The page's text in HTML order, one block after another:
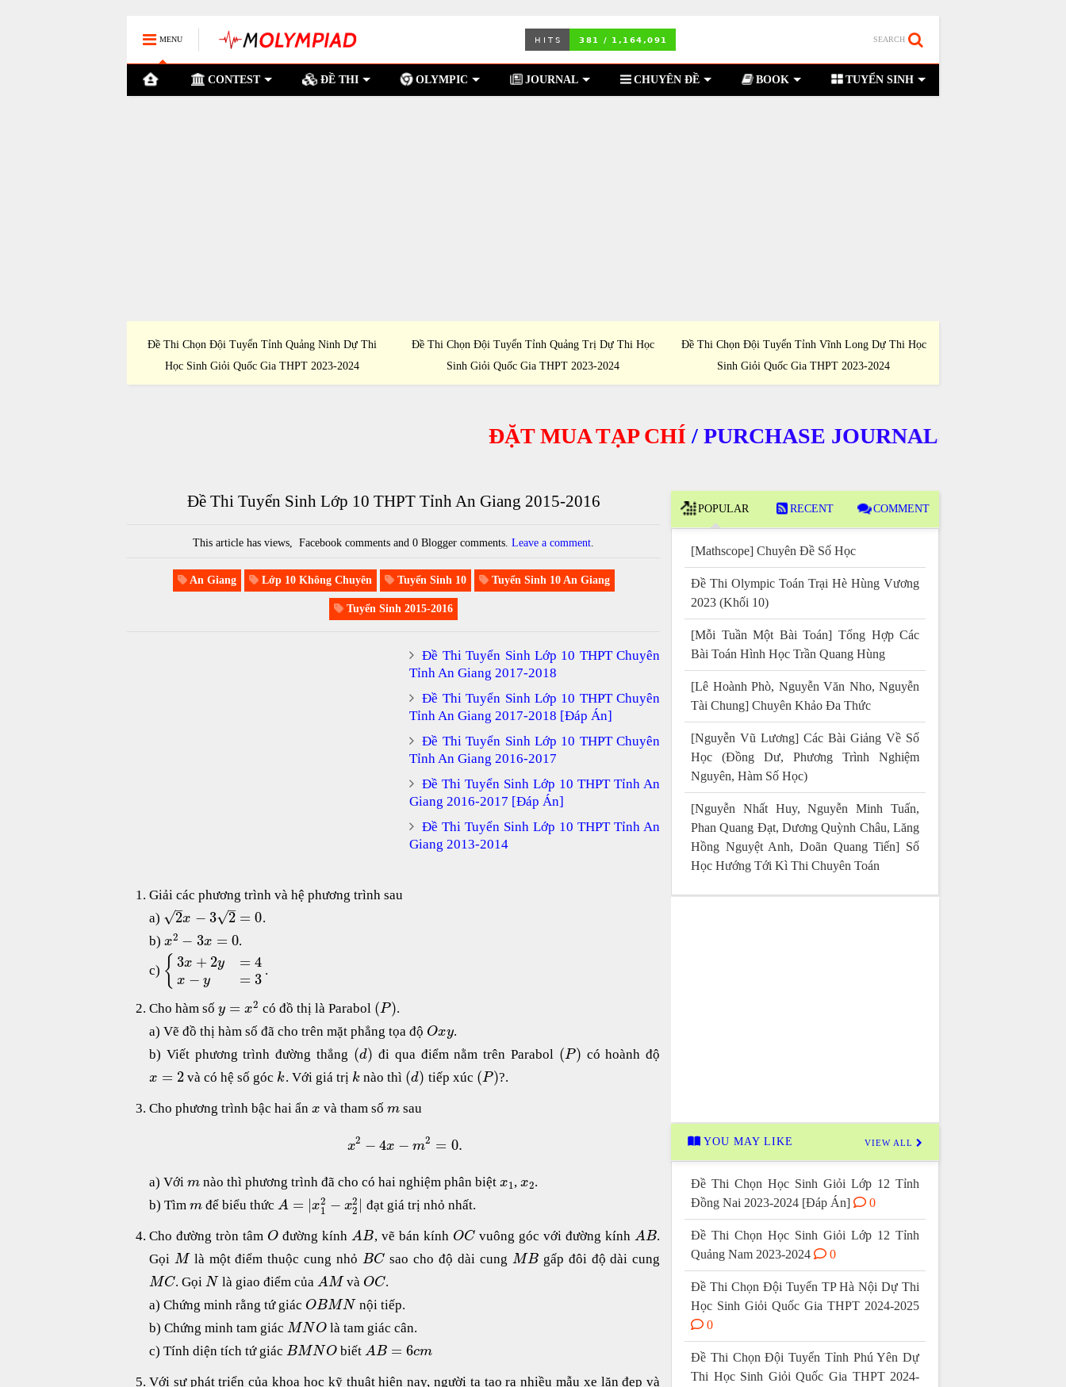
MENU SEARCH
CONTEST ĐỀ THI OLYMPIC JOURNAL CHUYÊN ĐỀ BOOK TUYỂN SINH
Đề Thi Chọn Đội Tuyển Tỉnh Quảng Ninh Dự Thi
Học Sinh Giỏi Quốc Gia THPT 2023-2024
Đề Thi Chọn Đội Tuyển Tỉnh Quảng Trị Dự Thi Học
Sinh Giỏi Quốc Gia THPT 2023-2024
Đề Thi Chọn Đội Tuyển Tỉnh Vĩnh Long Dự Thi Học
Sinh Giỏi Quốc Gia THPT 2023-2024
ĐẶT MUA TẠP CHÍ/PURCHASE JOURNALS
Đề Thi Tuyển Sinh Lớp 10 THPT Tỉnh An Giang 2015-2016
This article hasviews, Facebook comments and 0 Blogger comments.Leave a comment
An Giang Lớp 10 Không Chuyên Tuyển Sinh 10 Tuyển Sinh 10 An Giang
Tuyển Sinh 2015-2016
Đề Thi Tuyển Sinh Lớp 10 THPT Chuyên
Tỉnh An Giang 2017-2018
Đề Thi Tuyển Sinh Lớp 10 THPT Chuyên
Tỉnh An Giang 2017-2018 [Đáp Án]
Đề Thi Tuyển Sinh Lớp 10 THPT Chuyên
Tỉnh An Giang 2016-2017
Đề Thi Tuyển Sinh Lớp 10 THPT Tỉnh An
Giang 2016-2017 [Đáp Án]
Đề Thi Tuyển Sinh Lớp 10 THPT Tỉnh An
Giang 2013-2014
Giải các phương trình và hệ phương trình sau
a)
2
–
√ x − 3 2
–
√ = 0.
b) x2 − 3x = 0.
c) { 3x + 2y
x − y
= 4
= 3
.
Cho hàm số y = x2 có đồ thị là Parabol (P).
a) Vẽ đồ thị hàm số đã cho trên mặt phẳng tọa độ Oxy.
b) Viết phương trình đường thẳng (d) đi qua điểm nằm trên Parabol (P) có hoành độ
x = 2 và có hệ số góc k. Với giá trị k nào thì (d) tiếp xúc (P)?.
Cho phương trình bậc hai ẩn x và tham sốm sau
x2 − 4x − m2 = 0.
a) Với m nào thì phương trình đã cho có hai nghiệm phân biệtx1,x2.
b) Tìm m để biểu thứcA = |x2
1 − x2
2 | đạt giá trị nhỏ nhất.
Cho đường tròn tâm O đường kínhAB, vẽ bán kính OCvuông góc với đường kính AB.
Gọi Mlà một điểm thuộc cung nhỏBC sao cho độ dài cung MBgấp đôi độ dài cung
MC. GọiN là giao điểm củaAMvà OC.
a) Chứng minh rằng tứ giác OBMN nội tiếp.
b) Chứng minh tam giác MN O là tam giác cân.
c) Tính diện tích tứ giác BMN O biếtAB = 6cm
Với sự phát triển của khoa học kỹ thuật hiện nay, người ta tạo ra nhiều mẫu xe lăn đẹp và
POPULAR RECENT COMMENT
[Mathscope] Chuyên Đề Số Học
Đề Thi Olympic Toán Trại Hè Hùng Vương
2023 (Khối 10)
[Mỗi Tuần Một Bài Toán] Tổng Hợp Các
Bài Toán Hình Học Trần Quang Hùng
[Lê Hoành Phò, Nguyễn Văn Nho, Nguyễn
Tài Chung] Chuyên Khảo Đa Thức
[Nguyễn Vũ Lương] Các Bài Giảng Về Số
Học (Đồng Dư, Phương Trình Nghiệm
Nguyên, Hàm Số Học)
[Nguyễn Nhất Huy, Nguyễn Minh Tuấn,
Phan Quang Đạt, Dương Quỳnh Châu, Lăng
Hồng Nguyệt Anh, Doãn Quang Tiến] Số
Học Hướng Tới Kì Thi Chuyên Toán
YOU MAY LIKE VIEW ALL
Đề Thi Chọn Học Sinh Giỏi Lớp 12 Tỉnh
Đồng Nai 2023-2024 [Đáp Án]
0
Đề Thi Chọn Học Sinh Giỏi Lớp 12 Tỉnh
Quảng Nam 2023-2024
0
Đề Thi Chọn Đội Tuyển TP Hà Nội Dự Thi
Học Sinh Giỏi Quốc Gia THPT 2024-2025
0
Đề Thi Chọn Đội Tuyển Tỉnh Phú Yên Dự
Thi Học Sinh Giỏi Quốc Gia THPT 2024-